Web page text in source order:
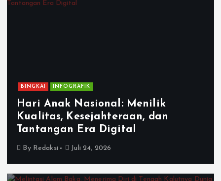
BINGKAI INFOGRAFIK
Hari Anak Nasional: Menilik
Kualitas, Kesejahteraan, dan
Tantangan Era Digital
By Redaksi Juli 24, 2026